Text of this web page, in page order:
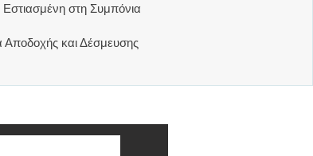
στη Συμπόνια
Αποδοχής και Δέσμευσης